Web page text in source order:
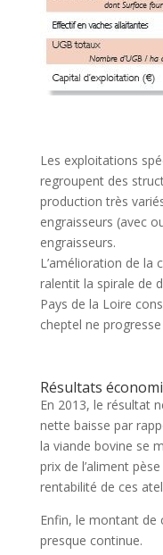
Les exploitations
regroupent des
production très
engraisseurs (avec
engraisseurs.
L’amélioration de la
ralentit la spirale de
Pays de la Loire
cheptel ne progresse
Résultats
En 2013, le résultat
nette baisse par
la viande bovine se
prix de l’aliment
rentabilité de ces
Enfin, le montant de
presque continue.